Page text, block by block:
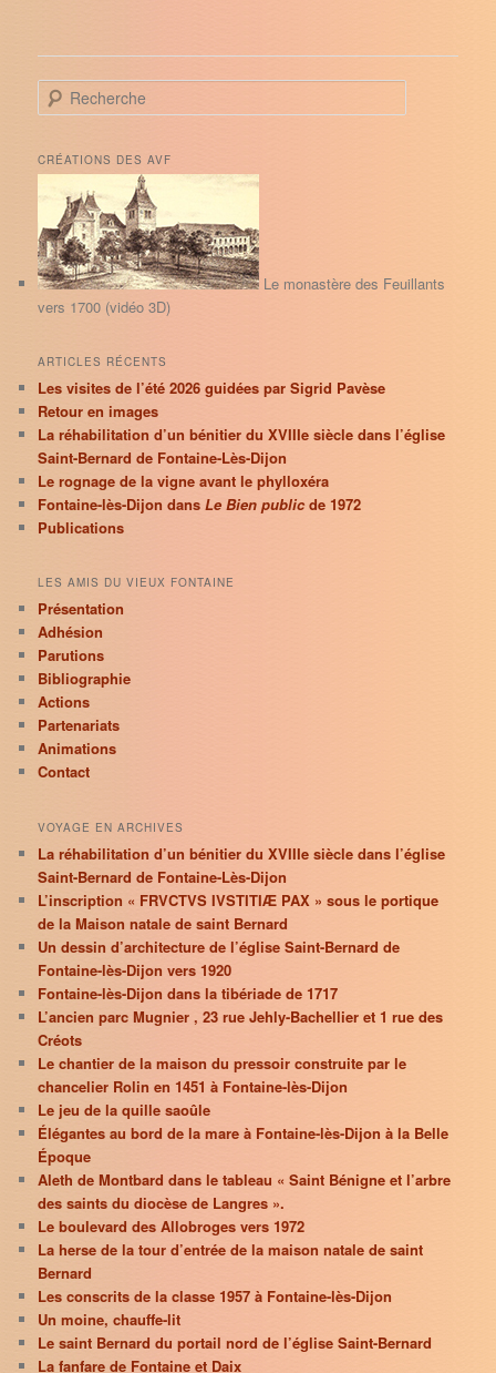
e
h
e
r
h
e
CRÉATIONS DES AVF
Le monastère des Feuillants
vers 1700 (vidéo 3D)
ARTICLES RÉCENTS
Les visites de l’été 2026 guidées par Sigrid Pavèse
Retour en images
La réhabilitation d’un bénitier du XVIIIe siècle dans l’église
Saint-Bernard de Fontaine-Lès-Dijon
Le rognage de la vigne avant le phylloxéra
Fontaine-lès-Dijon dansLe Bien publicde 1972
Publications
LES AMIS DU VIEUX FONTAINE
Présentation
Adhésion
Parutions
Bibliographie
Actions
Partenariats
Animations
Contact
VOYAGE EN ARCHIVES
La réhabilitation d’un bénitier du XVIIIe siècle dans l’église
Saint-Bernard de Fontaine-Lès-Dijon
L’inscription « FRVCTVS IVSTITIÆ PAX » sous le portique
de la Maison natale de saint Bernard
Un dessin d’architecture de l’église Saint-Bernard de
Fontaine-lès-Dijon vers 1920
Fontaine-lès-Dijon dans la tibériade de 1717
L’ancien parc Mugnier , 23 rue Jehly-Bachellier et 1 rue des
Créots
Le chantier de la maison du pressoir construite par le
chancelier Rolin en 1451 à Fontaine-lès-Dijon
Le jeu de la quille saoûle
Élégantes au bord de la mare à Fontaine-lès-Dijon à la Belle
Époque
Aleth de Montbard dans le tableau « Saint Bénigne et l’arbre
des saints du diocèse de Langres ».
Le boulevard des Allobroges vers 1972
La herse de la tour d’entrée de la maison natale de saint
Bernard
Les conscrits de la classe 1957 à Fontaine-lès-Dijon
Un moine, chauffe-lit
Le saint Bernard du portail nord de l’église Saint-Bernard
La fanfare de Fontaine et Daix